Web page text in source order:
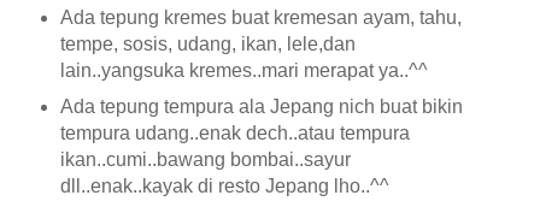
Ada tepung kremes buat kremesan ayam, tahu,
tempe, sosis, udang, ikan, lele,dan
lain..yangsuka kremes..mari merapat ya..^^
Ada tepung tempura ala Jepang nich buat bikin
tempura udang..enak dech..atau tempura
ikan..cumi..bawang bombai..sayur
dll..enak..kayak di resto Jepang lho..^^